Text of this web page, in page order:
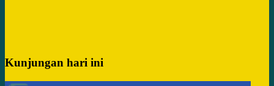
Kunjungan hari ini